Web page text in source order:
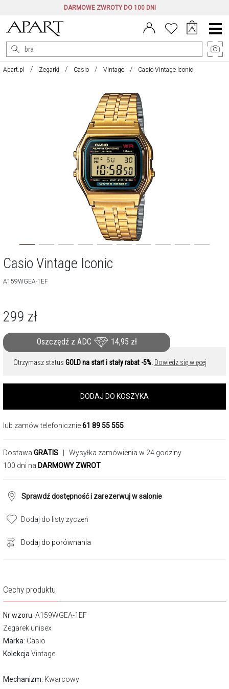
DARMOWE ZWROTY DO 100 DNI
Menu
główne
Apart.pl Zegarki Casio Vintage Casio Vintage Iconic
Cechy produktu
Nr wzoru: A159WGEA-1EF
Zegarek unisex
Marka: Casio
Kolekcja Vintage
Mechanizm: Kwarcowy
Casio Vintage Iconic
A159WGEA-1EF
299 zł
Oszczędź z ADC 14,95 zł
Otrzymasz status GOLD na start i stały rabat -5%. Dowiedz się więcej
DODAJ DO KOSZYKA
lub zamów telefonicznie61 89 55 555
Dostawa GRATIS | Wysyłka zamówienia w 24 godziny
100 dni na DARMOWY ZWROT
Sprawdź dostępność i zarezerwuj w salonie
Dodaj do listy życzeń
Dodaj do porównania